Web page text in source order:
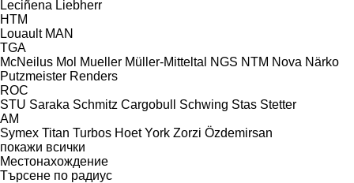
Leciñena Liebherr
HTM
Louault MAN
TGA
McNeilus Mol Mueller Müller-Mitteltal NGS NTM Nova Närko
Putzmeister Renders
ROC
STU Saraka Schmitz Cargobull Schwing Stas Stetter
AM
Symex Titan Turbos Hoet York Zorzi Özdemirsan
покажи всички
Местонахождение
Търсене по радиус